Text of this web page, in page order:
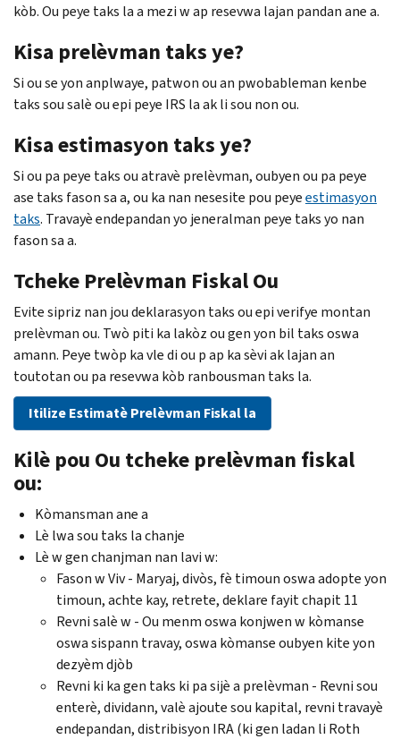
kòb. Ou peye taks la a mezi w ap resevwa lajan pandan ane a.
Kisa prelèvman taks ye?
Si ou se yon anplwaye, patwon ou an pwobableman kenbe
taks sou salè ou epi peye IRS la ak li sou non ou.
Kisa estimasyon taks ye?
Si ou pa peye taks ou atravè prelèvman, oubyen ou pa peye
ase taks fason sa a, ou ka nan nesesite pou peyeestimasyon
taks. Travayè endepandan yo jeneralman peye taks yo nan
fason sa a.
Tcheke Prelèvman Fiskal Ou
Evite sipriz nan jou deklarasyon taks ou epi verifye montan
prelèvman ou. Twò piti ka lakòz ou gen yon bil taks oswa
amann. Peye twòp ka vle di ou p ap ka sèvi ak lajan an
toutotan ou pa resevwa kòb ranbousman taks la.
Itilize Estimatè Prelèvman Fiskal la
Kilè pou Ou tcheke prelèvman fiskal
ou:
Kòmansman ane a
Lè lwa sou taks la chanje
Lè w gen chanjman nan lavi w:
Fason w Viv - Maryaj, divòs, fè timoun oswa adopte yon
timoun, achte kay, retrete, deklare fayit chapit 11
Revni salè w - Ou menm oswa konjwen w kòmanse
oswa sispann travay, oswa kòmanse oubyen kite yon
dezyèm djòb
Revni ki ka gen taks ki pa sijè a prelèvman - Revni sou
enterè, dividann, valè ajoute sou kapital, revni travayè
endepandan, distribisyon IRA (ki gen ladan li Roth